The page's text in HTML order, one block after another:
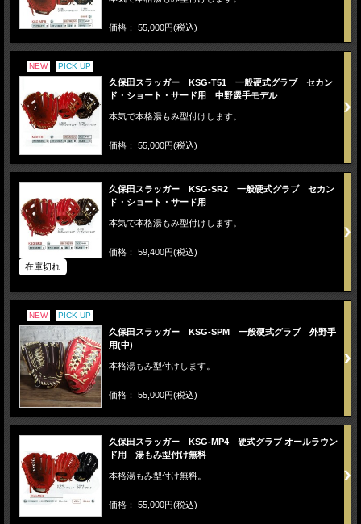
価格： 55,000円(税込)
NEW PICK UP
久保田スラッガー KSG-T51 一般硬式グラブ セカン
ド・ショート・サード用 中野選手モデル
本気で本格湯もみ型付けします。
価格： 55,000円(税込)
久保田スラッガー KSG-SR2 一般硬式グラブ セカン
ド・ショート・サード用
本気で本格湯もみ型付けします。
価格： 59,400円(税込)
在庫切れ
NEW PICK UP
久保田スラッガー KSG-SPM 一般硬式グラブ 外野手
用(中)
本格湯もみ型付けします。
価格： 55,000円(税込)
久保田スラッガー KSG-MP4 硬式グラブ オールラウン
ド用 湯もみ型付け無料
本格湯もみ型付け無料。
価格： 55,000円(税込)